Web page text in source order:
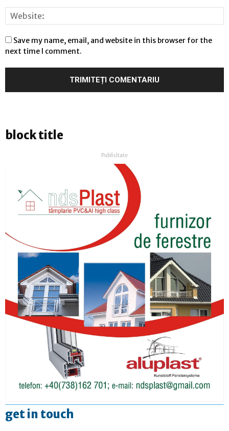
Save my name, email, and website in this browser for the
next time I comment.
block title
Publicitate
get in touch